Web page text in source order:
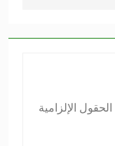
الحقول الإلزامية